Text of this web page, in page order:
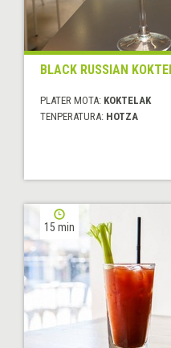
BLACK RUSSIAN
PLATER MOTA: KOKTELAK
TENPERATURA: HOTZA
15 min